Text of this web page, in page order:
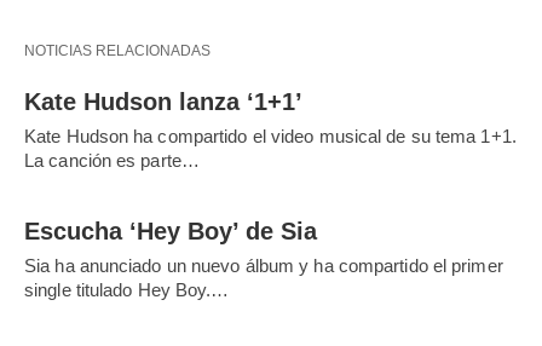
NOTICIAS RELACIONADAS
Kate Hudson lanza ‘1+1’
Kate Hudson ha compartido el video musical de su tema 1+1.
La canción es parte…
Escucha ‘Hey Boy’ de Sia
Sia ha anunciado un nuevo álbum y ha compartido el primer
single titulado Hey Boy.…